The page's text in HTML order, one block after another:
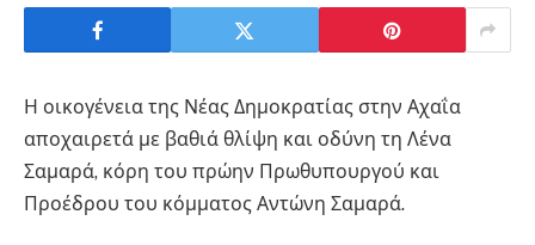
Η οικογένεια της Νέας Δημοκρατίας στην Αχαΐα
αποχαιρετά με βαθιά θλίψη και οδύνη τη Λένα
Σαμαρά, κόρη του πρώην Πρωθυπουργού και
Προέδρου του κόμματος Αντώνη Σαμαρά.